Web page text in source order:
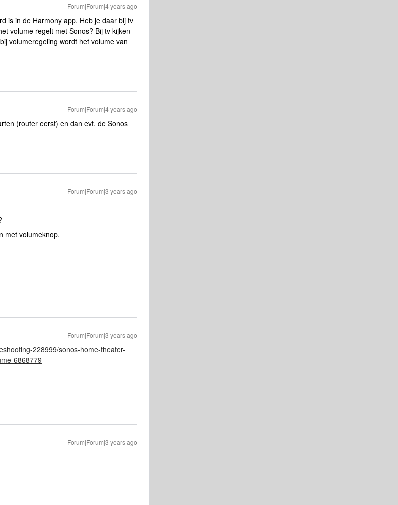
Forum|Forum|4 years ago
is in de Harmony app. Heb je daar bij tv
volume regelt met Sonos? Bij tv kijken
volumeregeling wordt het volume van
Forum|Forum|4 years ago
(router eerst) en dan evt. de Sonos
Forum|Forum|3 years ago
met volumeknop.
Forum|Forum|3 years ago
228999/sonos-home-theater-
6868779
Forum|Forum|3 years ago